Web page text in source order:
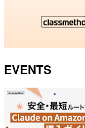
EVENTS